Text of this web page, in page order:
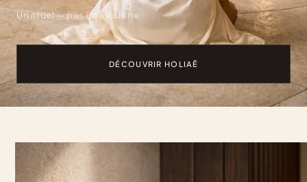
Un rituel — pas une routine.
DÉCOUVRIR HOLIAĒ